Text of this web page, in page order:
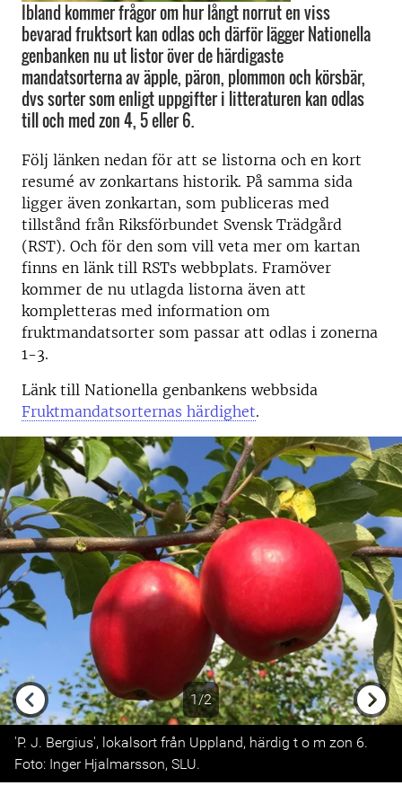
Ibland kommer frågor om hur långt norrut en viss
bevarad fruktsort kan odlas och därför lägger Nationella
genbanken nu ut listor över de härdigaste
mandatsorterna av äpple, päron, plommon och körsbär,
dvs sorter som enligt uppgifter i litteraturen kan odlas
till och med zon 4, 5 eller 6.
Följ länken nedan för att se listorna och en kort
resumé av zonkartans historik. På samma sida
ligger även zonkartan, som publiceras med
tillstånd från Riksförbundet Svensk Trädgård
(RST). Och för den som vill veta mer om kartan
finns en länk till RSTs webbplats. Framöver
kommer de nu utlagda listorna även att
kompletteras med information om
fruktmandatsorter som passar att odlas i zonerna
1-3.
Länk till Nationella genbankens webbsida
Fruktmandatsorternas härdighet.
1/2
Previous
'P. J. Bergius', lokalsort från Uppland, härdig t o m zon 6.
Foto: Inger Hjalmarsson, SLU.